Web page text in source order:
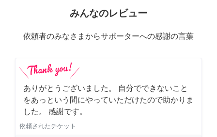
みんなのレビュー
依頼者のみなさまからサポーターへの感謝の言葉
ありがとうございました。 自分でできないこと
をあっという間にやっていただけたので助かりま
した。 感謝です。
依頼されたチケット